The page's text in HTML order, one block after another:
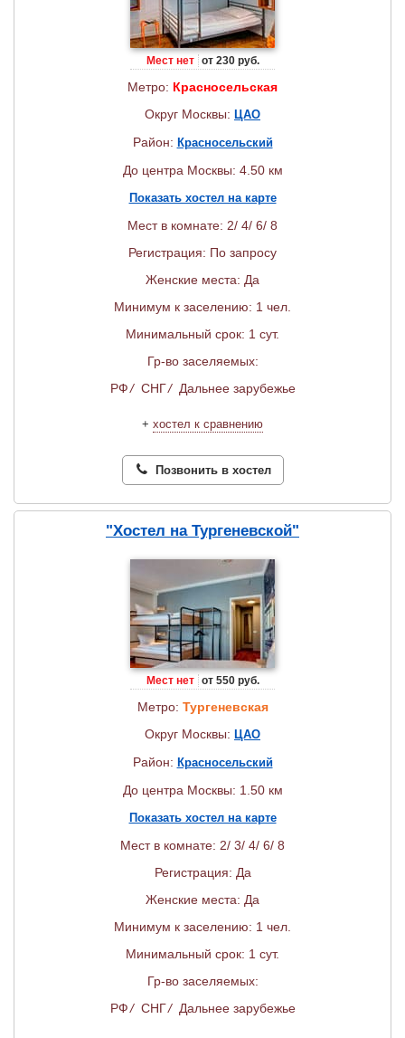
Мест нет от 230 руб.
Метро: Красносельская
Округ Москвы: ЦАО
Район: Красносельский
До центра Москвы: 4.50 км
Показать хостел на карте
Мест в комнате: 2/ 4/ 6/ 8
Регистрация: По запросу
Женские места: Да
Минимум к заселению: 1 чел.
Минимальный срок: 1 сут.
Гр-во заселяемых:
РФ/ СНГ/ Дальнее зарубежье
+ хостел к сравнению
Позвонить в хостел
"Хостел на Тургеневской"
Мест нет от 550 руб.
Метро: Тургеневская
Округ Москвы: ЦАО
Район: Красносельский
До центра Москвы: 1.50 км
Показать хостел на карте
Мест в комнате: 2/ 3/ 4/ 6/ 8
Регистрация: Да
Женские места: Да
Минимум к заселению: 1 чел.
Минимальный срок: 1 сут.
Гр-во заселяемых:
РФ/ СНГ/ Дальнее зарубежье